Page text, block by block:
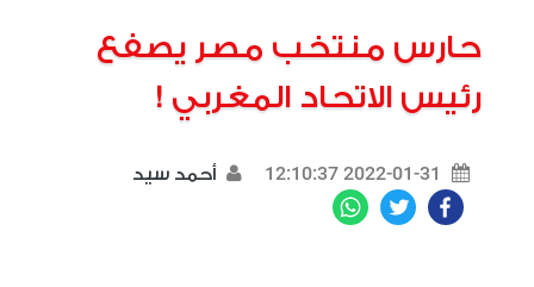
حارس منتخب مصر يصفع
رئيس الاتحاد المغربي !
2022-01-31 12:10:37 أحمد سيد
Facebook
Twitter